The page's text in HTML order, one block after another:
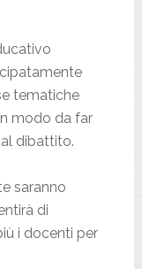
tematiche
modo da far
dibattito.
saranno
di
i docenti per